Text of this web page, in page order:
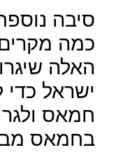
סיבה
כמה
האלה
ישראל
חמאס
בחמאס